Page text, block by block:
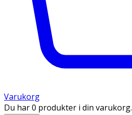
Varukorg
Du har 0 produkter i din varukorg.